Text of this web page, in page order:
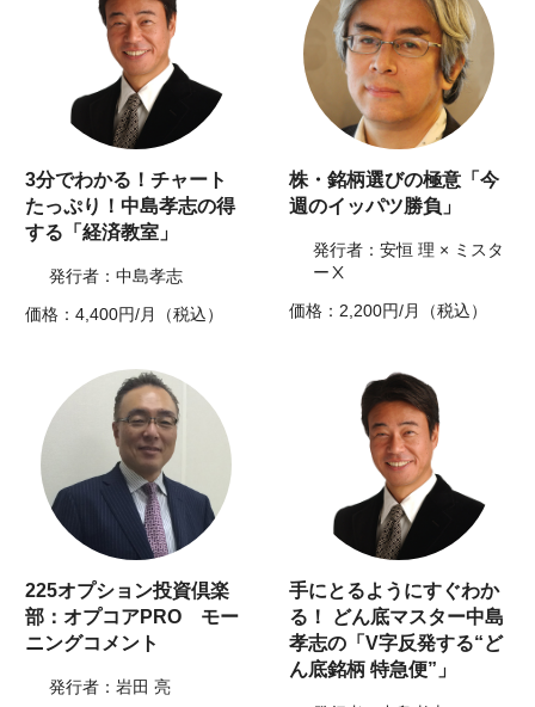
3分でわかる！チャート
たっぷり！中島孝志の得
する「経済教室」
発行者：中島孝志
価格：4,400円/月（税込）
株・銘柄選びの極意「今
週のイッパツ勝負」
発行者：安恒 理 × ミスタ
ーⅩ
価格：2,200円/月（税込）
225オプション投資倶楽
部：オプコアPRO モー
ニングコメント
発行者：岩田 亮
手にとるようにすぐわか
る！ どん底マスター中島
孝志の「V字反発する“ど
ん底銘柄 特急便”」